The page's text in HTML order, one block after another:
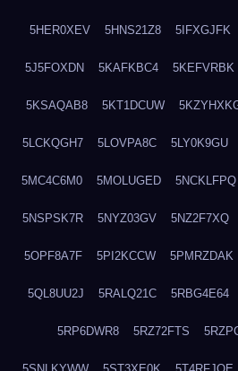
5HER0XEV 5HNS21Z8 5IFXGJFK
5J5FOXDN 5KAFKBC4 5KEFVRBK
5KSAQAB8 5KT1DCUW
5LCKQGH7 5LOVPA8C 5LY0K9GU
5MC4C6M0 5MOLUGED 5NCKLFPQ
5NSPSK7R 5NYZ03GV 5NZ2F7XQ
5OPF8A7F 5PI2KCCW 5PMRZDAK
5QL8UU2J 5RALQ21C 5RBG4E64
5RP6DWR8 5RZ72FTS